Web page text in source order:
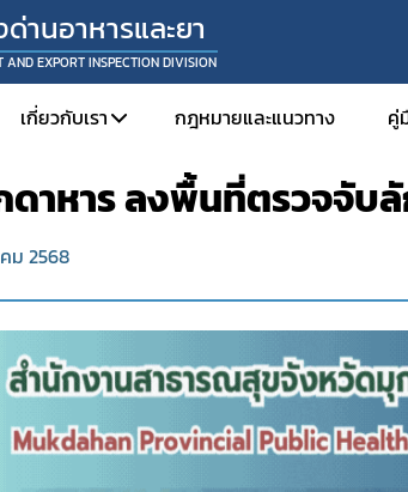
านอาหารและยา
AND EXPORT INSPECTION DIVISION
เกี่ยวกับเรา
โครงสร้างองค์กร
วิสัยทัศน์และพันธกิจ
ประเด็นยุทธศาสตร์
นโยบายคุณภาพกองฯ
กฎหมายและแนวทาง คู่
งานด่านอาหารและยา ส่วนภูมิภาค
าหาร ลงพื้นที่ตรวจจับ
ม 2568